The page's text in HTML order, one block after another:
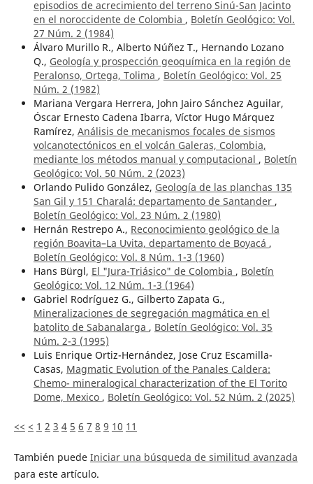
episodios de acrecimiento del terreno Sinú-San Jacinto
en el noroccidente de Colombia , Boletín Geológico: Vol.
27 Núm. 2 (1984)
Álvaro Murillo R., Alberto Núñez T., Hernando Lozano
Q., Geología y prospección geoquímica en la región de
Peralonso, Ortega, Tolima , Boletín Geológico: Vol. 25
Núm. 2 (1982)
Mariana Vergara Herrera, John Jairo Sánchez Aguilar,
Óscar Ernesto Cadena Ibarra, Víctor Hugo Márquez
Ramírez, Análisis de mecanismos focales de sismos
volcanotectónicos en el volcán Galeras, Colombia,
mediante los métodos manual y computacional , Boletín
Geológico: Vol. 50 Núm. 2 (2023)
Orlando Pulido González, Geología de las planchas 135
San Gil y 151 Charalá: departamento de Santander ,
Boletín Geológico: Vol. 23 Núm. 2 (1980)
Hernán Restrepo A., Reconocimiento geológico de la
región Boavita–La Uvita, departamento de Boyacá ,
Boletín Geológico: Vol. 8 Núm. 1-3 (1960)
Hans Bürgl, El "Jura-Triásico" de Colombia , Boletín
Geológico: Vol. 12 Núm. 1-3 (1964)
Gabriel Rodríguez G., Gilberto Zapata G.,
Mineralizaciones de segregación magmática en el
batolito de Sabanalarga , Boletín Geológico: Vol. 35
Núm. 2-3 (1995)
Luis Enrique Ortiz-Hernández, Jose Cruz Escamilla-
Casas, Magmatic Evolution of the Panales Caldera:
Chemo- mineralogical characterization of the El Torito
Dome, Mexico , Boletín Geológico: Vol. 52 Núm. 2 (2025)
<< < 1 2 3 4 5 6 7 8 9 10 11
También puede Iniciar una búsqueda de similitud avanzada
para este artículo.